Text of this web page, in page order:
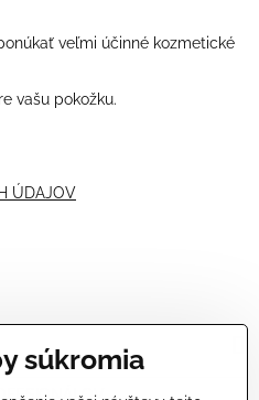
veľmi účinné kozmetické
vašu pokožku.
ÚDAJOV
súkromia